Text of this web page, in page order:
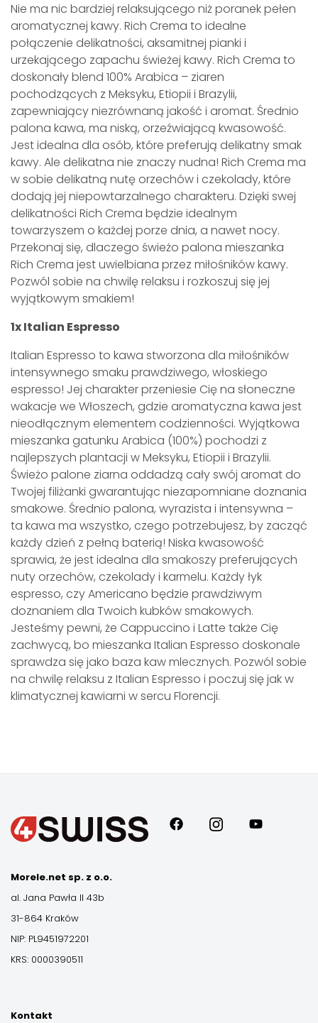
Nie ma nic bardziej relaksującego niż poranek pełen
aromatycznej kawy. Rich Crema to idealne
połączenie delikatności, aksamitnej pianki i
urzekającego zapachu świeżej kawy. Rich Crema to
doskonały blend 100% Arabica – ziaren
pochodzących z Meksyku, Etiopii i Brazylii,
zapewniający niezrównaną jakość i aromat. Średnio
palona kawa, ma niską, orzeźwiającą kwasowość.
Jest idealna dla osób, które preferują delikatny smak
kawy. Ale delikatna nie znaczy nudna! Rich Crema ma
w sobie delikatną nutę orzechów i czekolady, które
dodają jej niepowtarzalnego charakteru. Dzięki swej
delikatności Rich Crema będzie idealnym
towarzyszem o każdej porze dnia, a nawet nocy.
Przekonaj się, dlaczego świeżo palona mieszanka
Rich Crema jest uwielbiana przez miłośników kawy.
Pozwól sobie na chwilę relaksu i rozkoszuj się jej
wyjątkowym smakiem!
1x Italian Espresso
Italian Espresso to kawa stworzona dla miłośników
intensywnego smaku prawdziwego, włoskiego
espresso! Jej charakter przeniesie Cię na słoneczne
wakacje we Włoszech, gdzie aromatyczna kawa jest
nieodłącznym elementem codzienności. Wyjątkowa
mieszanka gatunku Arabica (100%) pochodzi z
najlepszych plantacji w Meksyku, Etiopii i Brazylii.
Świeżo palone ziarna oddadzą cały swój aromat do
Twojej filiżanki gwarantując niezapomniane doznania
smakowe. Średnio palona, wyrazista i intensywna –
ta kawa ma wszystko, czego potrzebujesz, by zacząć
każdy dzień z pełną baterią! Niska kwasowość
sprawia, że jest idealna dla smakoszy preferujących
nuty orzechów, czekolady i karmelu. Każdy łyk
espresso, czy Americano będzie prawdziwym
doznaniem dla Twoich kubków smakowych.
Jesteśmy pewni, że Cappuccino i Latte także Cię
zachwycą, bo mieszanka Italian Espresso doskonale
sprawdza się jako baza kaw mlecznych. Pozwól sobie
na chwilę relaksu z Italian Espresso i poczuj się jak w
klimatycznej kawiarni w sercu Florencji.
Morele.net sp. z o.o.
al. Jana Pawła II 43b
31-864 Kraków
NIP: PL9451972201
KRS: 0000390511
Kontakt